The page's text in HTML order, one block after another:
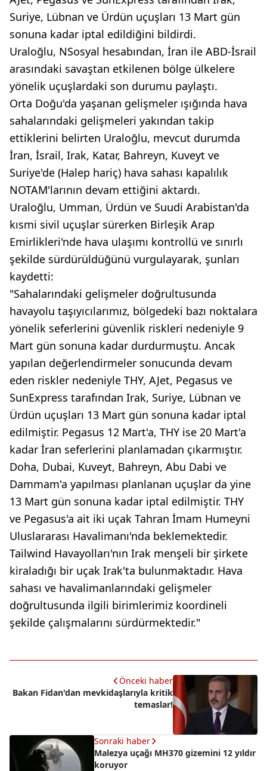
Suriye, Lübnan ve Ürdün uçuşları 13 Mart gün
sonuna kadar iptal edildiğini bildirdi.
Uraloğlu, NSosyal hesabından, İran ile ABD-İsrail
arasındaki savaştan etkilenen bölge ülkelere
yönelik uçuşlardaki son durumu paylaştı.
Orta Doğu'da yaşanan gelişmeler ışığında hava
sahalarındaki gelişmeleri yakından takip
ettiklerini belirten Uraloğlu, mevcut durumda
İran, İsrail, Irak, Katar, Bahreyn, Kuveyt ve
Suriye'de (Halep hariç) hava sahası kapalılık
NOTAM'larının devam ettiğini aktardı.
Uraloğlu, Umman, Ürdün ve Suudi Arabistan'da
kısmi sivil uçuşlar sürerken Birleşik Arap
Emirlikleri'nde hava ulaşımı kontrollü ve sınırlı
şekilde sürdürüldüğünü vurgulayarak, şunları
kaydetti:
"Sahalarındaki gelişmeler doğrultusunda
havayolu taşıyıcılarımız, bölgedeki bazı noktalara
yönelik seferlerini güvenlik riskleri nedeniyle 9
Mart gün sonuna kadar durdurmuştu. Ancak
yapılan değerlendirmeler sonucunda devam
eden riskler nedeniyle THY, AJet, Pegasus ve
SunExpress tarafından Irak, Suriye, Lübnan ve
Ürdün uçuşları 13 Mart gün sonuna kadar iptal
edilmiştir. Pegasus 12 Mart'a, THY ise 20 Mart'a
kadar İran seferlerini planlamadan çıkarmıştır.
Doha, Dubai, Kuveyt, Bahreyn, Abu Dabi ve
Dammam'a yapılması planlanan uçuşlar da yine
13 Mart gün sonuna kadar iptal edilmiştir. THY
ve Pegasus'a ait iki uçak Tahran İmam Humeyni
Uluslararası Havalimanı'nda beklemektedir.
Tailwind Havayolları'nın Irak menşeli bir şirkete
kiraladığı bir uçak Irak'ta bulunmaktadır. Hava
sahası ve havalimanlarındaki gelişmeler
doğrultusunda ilgili birimlerimiz koordineli
şekilde çalışmalarını sürdürmektedir."
Önceki haber
Bakan Fidan'dan mevkidaşlarıyla kritik
temaslar!
Sonraki haber
Malezya uçağı MH370 gizemini 12 yıldır
koruyor